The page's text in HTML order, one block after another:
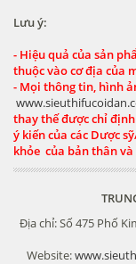
Lưu ý:
- Hiệu quả của sản
thuộc vào cơ địa của
- Mọi thông tin, hình
thay thế được chỉ
ý kiến của các Dược
khỏe của bản thân
Địa chỉ: Số 475 Phố
Website: